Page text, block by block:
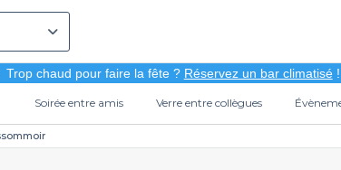
Trop chaud pour faire la fête ? Réservez un bar climatisé!
Soirée entre amis Verre entre collègues